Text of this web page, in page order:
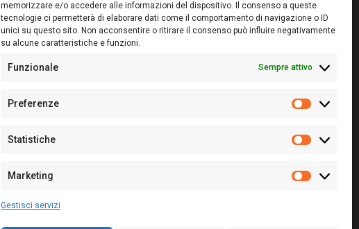
memorizzare e/o accedere alle informazioni del dispositivo. Il consenso a queste
tecnologie ci permetterà di elaborare dati come il comportamento di navigazione o ID
unici su questo sito. Non acconsentire o ritirare il consenso può influire negativamente
su alcune caratteristiche e funzioni.
Funzionale Sempre attivo
Preferenze
Statistiche
Statistiche
Marketing
Marketing
Gestisci servizi
Editore:Giampaolo Cirronis Ditta individuale
Sede:
N° di iscrizione al ROC:
N° 128/2020 del 10/02/2020
Per la Pubblicità: